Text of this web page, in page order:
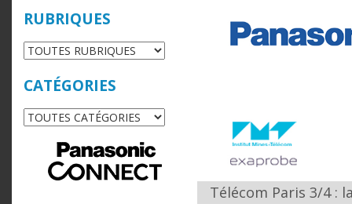
RUBRIQUES
CATÉGORIES
Télécom Paris 3/4 :